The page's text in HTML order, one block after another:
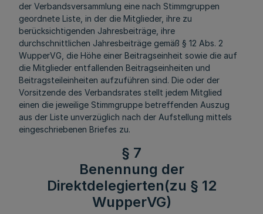
der Verbandsversammlung eine nach Stimmgruppen
geordnete Liste, in der die Mitglieder, ihre zu
berücksichtigenden Jahresbeiträge, ihre
durchschnittlichen Jahresbeiträge gemäß § 12 Abs. 2
WupperVG, die Höhe einer Beitragseinheit sowie die auf
die Mitglieder entfallenden Beitragseinheiten und
Beitragsteileinheiten aufzuführen sind. Die oder der
Vorsitzende des Verbandsrates stellt jedem Mitglied
einen die jeweilige Stimmgruppe betreffenden Auszug
aus der Liste unverzüglich nach der Aufstellung mittels
eingeschriebenen Briefes zu.
§ 7
Benennung der
Direktdelegierten(zu § 12
WupperVG)